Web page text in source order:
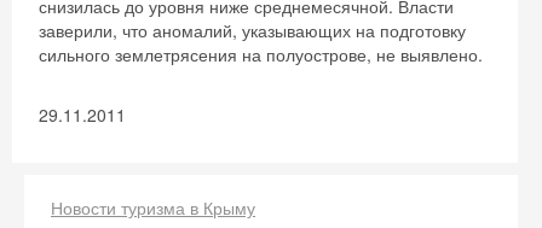
снизилась до уровня ниже среднемесячной. Власти
заверили, что аномалий, указывающих на подготовку
сильного землетрясения на полуострове, не выявлено.
29.11.2011
Новости туризма в Крыму